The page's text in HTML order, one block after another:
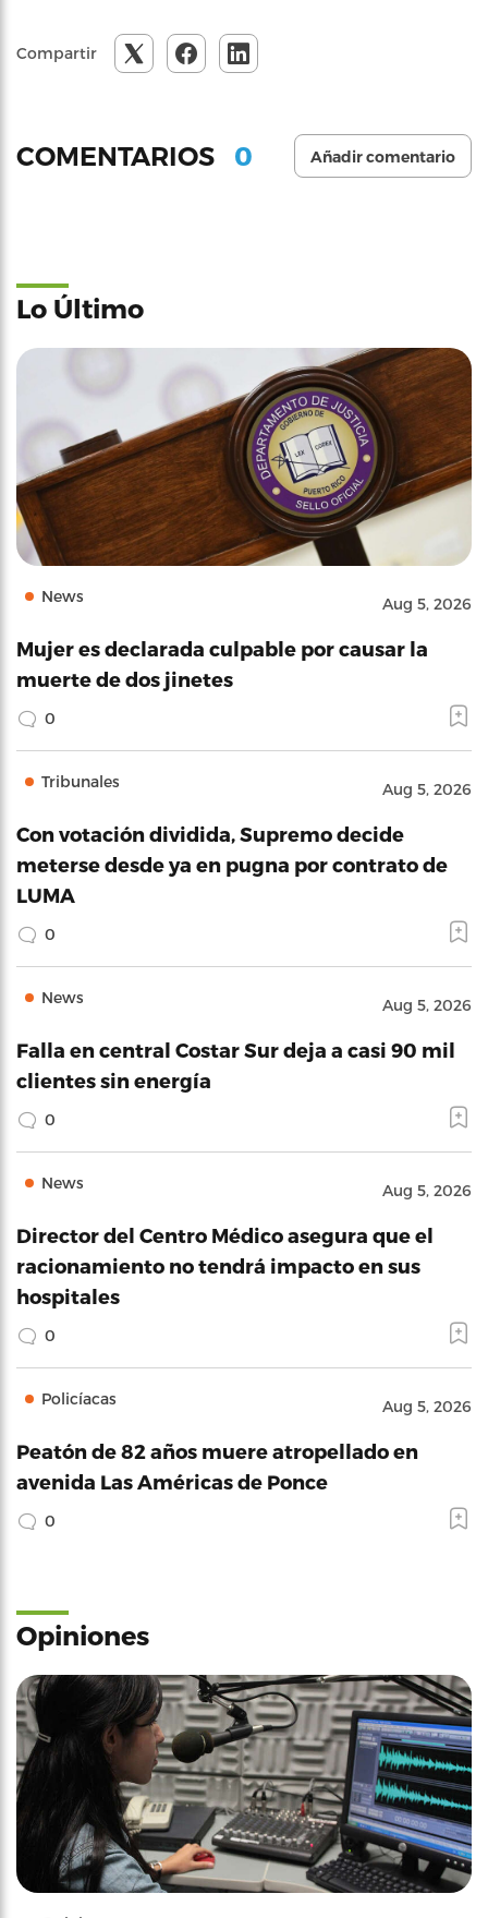
Compartir
COMENTARIOS 0 Añadir comentario
Lo Último
News Aug 5, 2026
Mujer es declarada culpable por causar la
muerte de dos jinetes
0
Tribunales Aug 5, 2026
Con votación dividida, Supremo decide
meterse desde ya en pugna por contrato de
LUMA
0
News Aug 5, 2026
Falla en central Costar Sur deja a casi 90 mil
clientes sin energía
0
News Aug 5, 2026
Director del Centro Médico asegura que el
racionamiento no tendrá impacto en sus
hospitales
0
Policíacas Aug 5, 2026
Peatón de 82 años muere atropellado en
avenida Las Américas de Ponce
0
Opiniones